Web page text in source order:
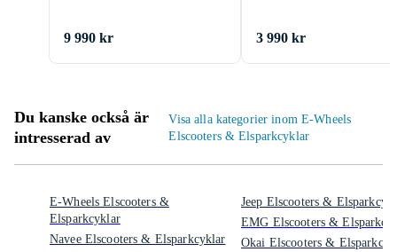
9 990 kr 3 990 kr
Du kanske också är
intresserad av
Visa alla kategorier inom E-Wheels
Elscooters & Elsparkcyklar
E-Wheels Elscooters &
Elsparkcyklar
Navee Elscooters & Elsparkcyklar
Jeep Elscooters &
EMG Elscooters &
Okai Elscooters &